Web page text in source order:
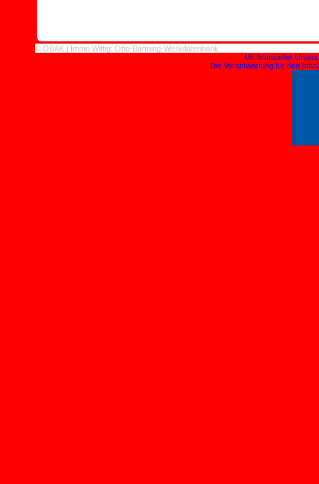
© OBAK | Immo Wittig: Otto-Bartning-Werkdatenbank
Mit finanzieller
Die Verantwortung für den